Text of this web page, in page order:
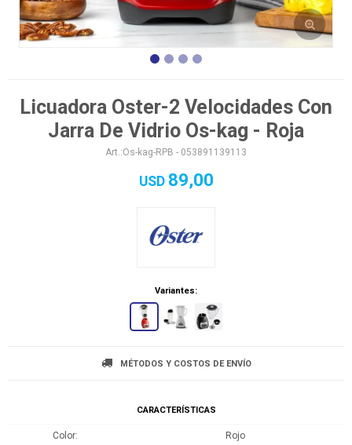
Licuadora Oster-2 Velocidades Con
Jarra De Vidrio Os-kag - Roja
Os-kag-RPB - 053891139113
USD 89,00
Variantes:
MÉTODOS Y COSTOS DE ENVÍO
CARACTERÍSTICAS
Color Rojo